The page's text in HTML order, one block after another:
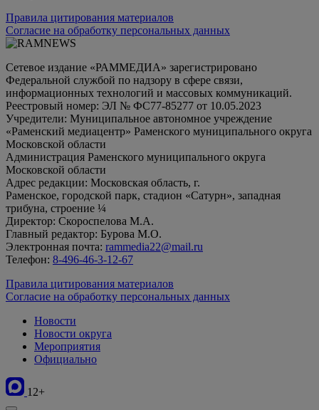
Правила цитирования материалов
Согласие на обработку персональных данных
Сетевое издание «РАММЕДИА» зарегистрировано
Федеральной службой по надзору в сфере связи,
информационных технологий и массовых коммуникаций.
Реестровый номер: ЭЛ № ФС77-85277 от 10.05.2023
Учредители: Муниципальное автономное учреждение
«Раменский медиацентр» Раменского муниципального округа
Московской области
Администрация Раменского муниципального округа
Московской области
Адрес редакции: Московская область, г.
Раменское, городской парк, стадион «Сатурн», западная
трибуна, строение ¼
Директор: Скороспелова М.А.
Главный редактор: Бурова М.О.
Электронная почта: rammedia22@mail.ru
Телефон: 8-496-46-3-12-67
Правила цитирования материалов
Согласие на обработку персональных данных
Новости
Новости округа
Мероприятия
Официально
12+